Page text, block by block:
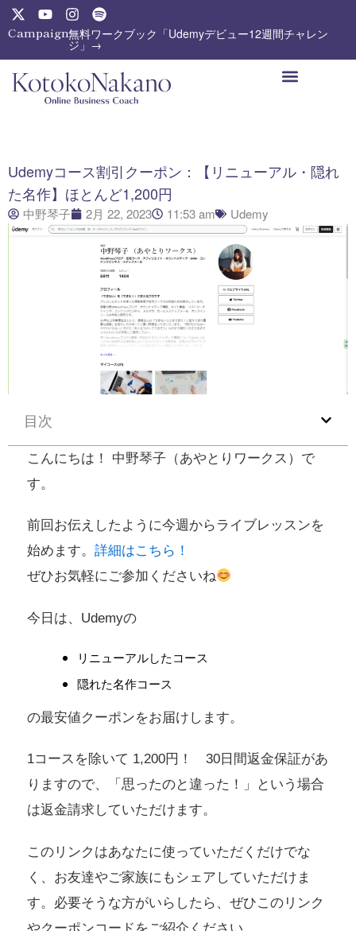
容
X
-
t
t
t
Y
o
u
b
e
I
n
s
t
g
r
a
S
p
o
t
f
y
Campaign:無料ワークブック「Udemyデビュー12週間チャレン
ジ」→
Udemyコース割引クーポン：【リニューアル・隠れ
た名作】ほとんど1,200円
中野琴子 2月 22, 2023 11:53 am Udemy
目次
こんにちは！ 中野琴子（あやとりワークス）で
す。
前回お伝えしたように今週からライブレッスンを
始めます。 詳細はこちら！
ぜひお気軽にご参加くださいね
今日は、Udemyの
リニューアルしたコース
隠れた名作コース
の最安値クーポンをお届けします。
1コースを除いて 1,200円！ 30日間返金保証があ
りますので、「思ったのと違った！」という場合
は返金請求していただけます。
このリンクはあなたに使っていただくだけでな
く、お友達やご家族にもシェアしていただけま
す。必要そうな方がいらしたら、ぜひこのリンク
やクーポンコードをご紹介ください。